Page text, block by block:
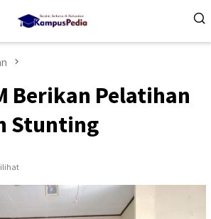
Berikan Pelatihan
Stunting